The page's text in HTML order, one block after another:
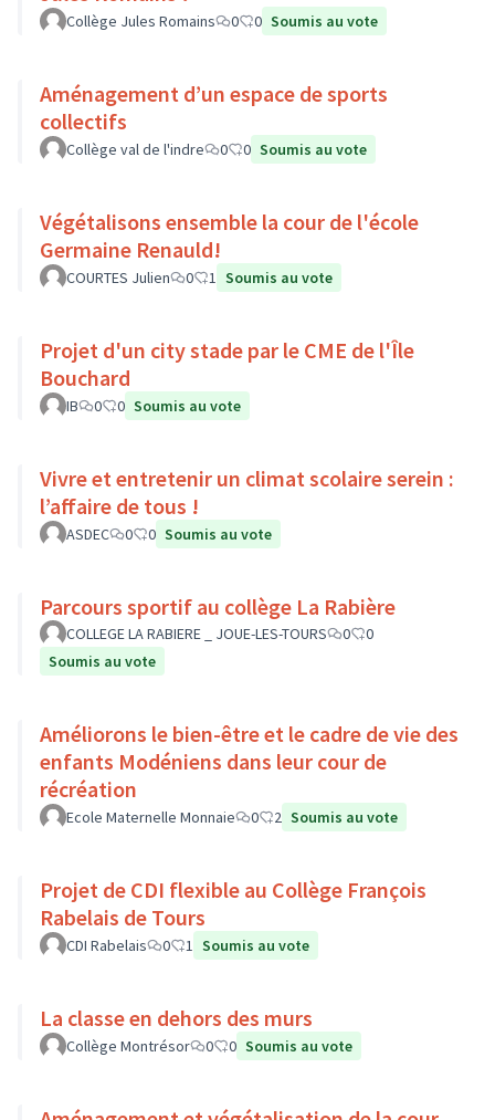
Collège Jules Romains 0 0 Soumis au vote
Aménagement d’un espace de sports
collectifs
Collège val de l'indre 0 0 Soumis au vote
Végétalisons ensemble la cour de l'école
Germaine Renauld!
COURTES Julien 0 1 Soumis au vote
Projet d'un city stade par le CME de l'Île
Bouchard
IB 0 0 Soumis au vote
Vivre et entretenir un climat scolaire serein :
l’affaire de tous !
ASDEC 0 0 Soumis au vote
Parcours sportif au collège La Rabière
COLLEGE LA RABIERE _ JOUE-LES-TOURS 0
0
Soumis au vote
Améliorons le bien-être et le cadre de vie des
enfants Modéniens dans leur cour de
récréation
Ecole Maternelle Monnaie 0 2 Soumis au vote
Projet de CDI flexible au Collège François
Rabelais de Tours
CDI Rabelais 0 1 Soumis au vote
La classe en dehors des murs
Collège Montrésor 0 0 Soumis au vote